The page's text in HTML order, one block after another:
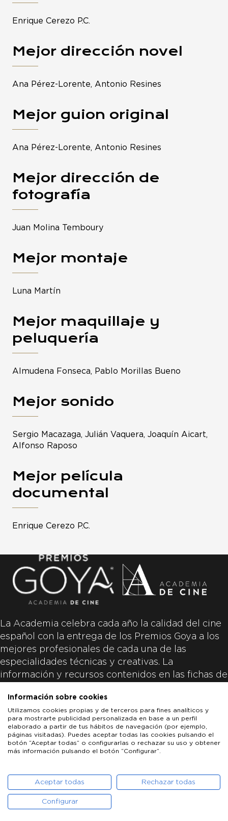
Enrique Cerezo P.C.
Mejor dirección novel
Ana Pérez-Lorente, Antonio Resines
Mejor guion original
Ana Pérez-Lorente, Antonio Resines
Mejor dirección de
fotografía
Juan Molina Temboury
Mejor montaje
Luna Martín
Mejor maquillaje y
peluquería
Almudena Fonseca, Pablo Morillas Bueno
Mejor sonido
Sergio Macazaga, Julián Vaquera, Joaquín Aicart,
Alfonso Raposo
Mejor película
documental
Enrique Cerezo P.C.
La Academia celebra cada año la calidad del cine
español con la entrega de los Premios Goya a los
mejores profesionales de cada una de las
especialidades técnicas y creativas. La
información y recursos contenidos en las fichas de
productoras de las películas y responsabilidad
única y exclusiva de las mismas.
ACADEMIA DE CINE
PATROCINADORES PRENSA CONTACTO
POLÍTICA DE COOKIES
Información sobre cookies
Utilizamos cookies propias y de terceros para fines analíticos y
para mostrarte publicidad personalizada en base a un perfil
elaborado a partir de tus hábitos de navegación (por ejemplo,
páginas visitadas). Puedes aceptar todas las cookies pulsando el
botón “Aceptar todas” o configurarlas o rechazar su uso y obtener
más información pulsando el botón “Configurar”.
Aceptar todas Rechazar todas
Configurar